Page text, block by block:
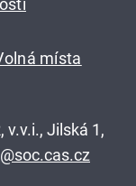
místa
v.v.i., Jilská 1,